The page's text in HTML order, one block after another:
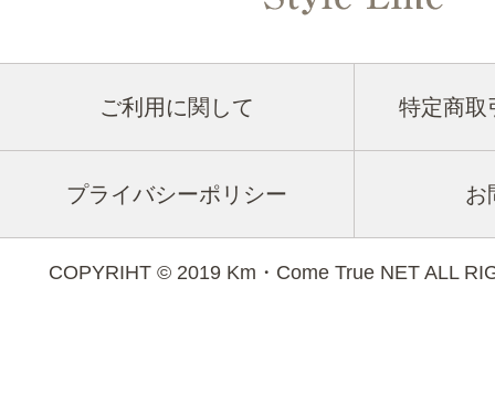
ご利用に関して 特定商取
プライバシーポリシー お
COPYRIHT © 2019 Km・Come True NET ALL